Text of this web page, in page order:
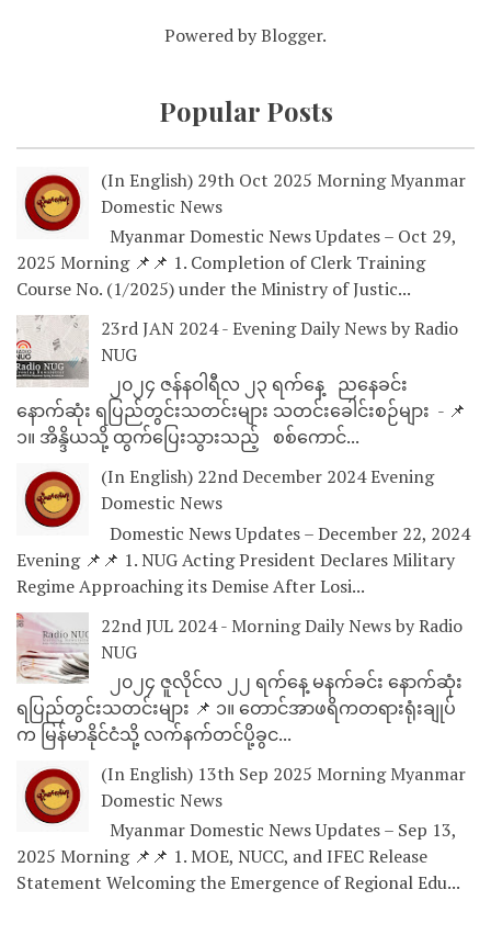
Powered byBlogger.
Popular Posts
(In English) 29th Oct 2025 Morning Myanmar
Domestic News
Myanmar Domestic News Updates – Oct 29,
2025 Morning 📌📌 1. Completion of Clerk Training
Course No. (1/2025) under the Ministry of Justic...
23rd JAN 2024 - Evening Daily News by Radio
NUG
၂၀၂၄ ဇန်နဝါရီလ ၂၃ ရက်နေ့ ညနေခင်း
နောက်ဆုံး ရပြည်တွင်းသတင်းများ သတင်းခေါင်းစဉ်များ - 📌
၁။ အိန္ဒိယသို့ ထွက်ပြေးသွားသည့် စစ်ကောင်...
(In English) 22nd December 2024 Evening
Domestic News
Domestic News Updates – December 22, 2024
Evening 📌📌 1. NUG Acting President Declares Military
Regime Approaching its Demise After Losi...
22nd JUL 2024 - Morning Daily News by Radio
NUG
၂၀၂၄ ဇူလိုင်လ ၂၂ ရက်နေ့ မနက်ခင်း နောက်ဆုံး
ရပြည်တွင်းသတင်းများ 📌 ၁။ တောင်အာဖရိကတရားရုံးချုပ်
က မြန်မာနိုင်ငံသို့ လက်နက်တင်ပို့ခွင...
(In English) 13th Sep 2025 Morning Myanmar
Domestic News
Myanmar Domestic News Updates – Sep 13,
2025 Morning 📌📌 1. MOE, NUCC, and IFEC Release
Statement Welcoming the Emergence of Regional Edu...